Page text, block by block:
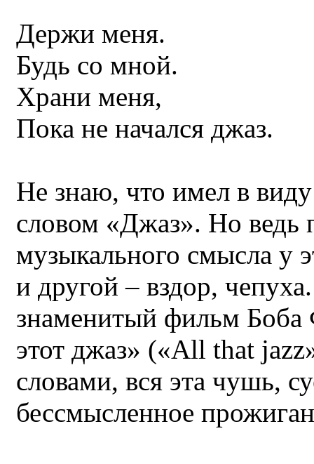
Держи меня.
Будь со мной.
Храни меня,
Пока не начался джаз.
Не знаю, что имел в
словом «Джаз». Но ведь
музыкального смысла у
и другой – вздор,
знаменитый фильм Боба
этот джаз» («All that
словами, вся эта чушь,
бессмысленное